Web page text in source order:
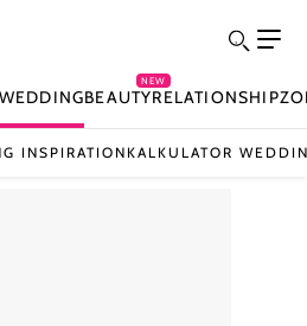
BEAUTY
NEW
RELATIONSHIP
INSPIRATIONKALKULATOR